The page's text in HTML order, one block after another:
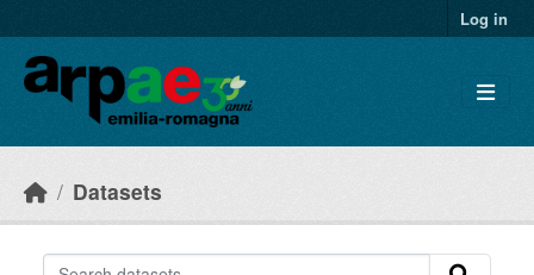
Log in
Datasets